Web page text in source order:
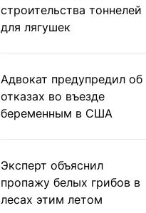
строительства тоннелей
для лягушек
Адвокат предупредил об
отказах во въезде
беременным в США
Эксперт объяснил
пропажу белых грибов в
лесах этим летом